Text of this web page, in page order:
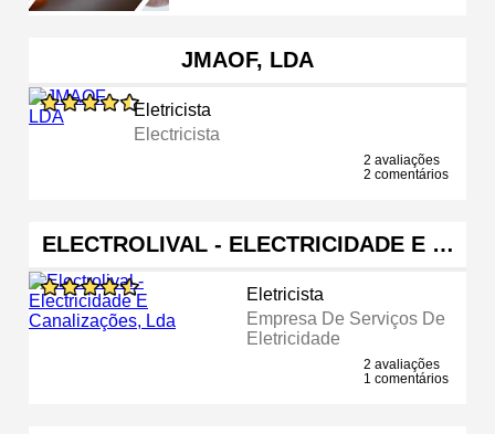
JMAOF, LDA
Eletricista
Electricista
2 avaliações
2 comentários
ELECTROLIVAL - ELECTRICIDADE E …
Eletricista
Empresa De Serviços De
Eletricidade
2 avaliações
1 comentários